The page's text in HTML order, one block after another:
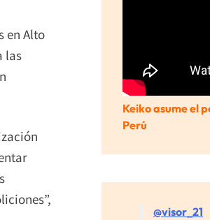
en Alto
las
Keiko asume el
Perú
@visor_21